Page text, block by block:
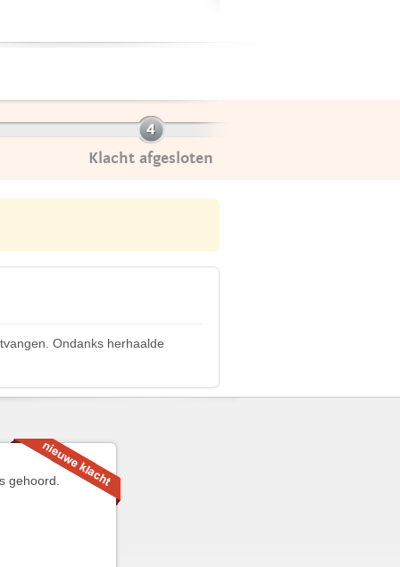
Klacht afgesloten
Ondanks herhaalde
gehoord.